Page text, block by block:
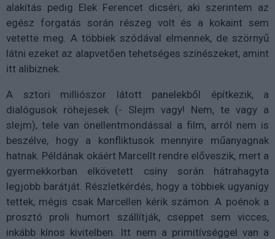
alakítás pedig Elek Ferencet dicséri, aki szerintem az
egész forgatás során részeg volt és a kokaint sem
vetette meg. A többiek szódával elmennek, de szörnyű
látni ezeket az alapvetően tehetséges színészeket, amint
itt alibiznek.
A sztori milliószor látott panelekből építkezik, a
dialógusok röhejesek (- Slejm vagy! Nem, te vagy a
slejm), tele van önellentmondással a film, arról nem is
beszélve, hogy a konfliktusok mennyire műanyagnak
hatnak. Példának okáért Marcellt rendre előveszik, mert a
gyermekkorban elkövetett csíny során hátrahagyta
legjobb barátját. Részletkérdés, hogy a többiek ugyanígy
tettek, mégis csak Marcellen kérik számon. A poénok a
prosztó proli humort szállítják, cseppet sem vicces,
inkább kínos kivitelben. Itt nem a primitívséggel van a